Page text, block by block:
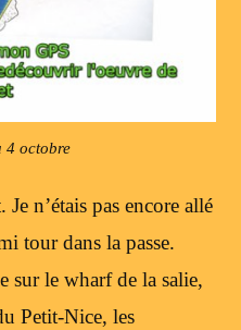
4 octobre
n’étais pas encore allé
tour dans la passe.
sur le wharf de la salie,
Petit-Nice, les